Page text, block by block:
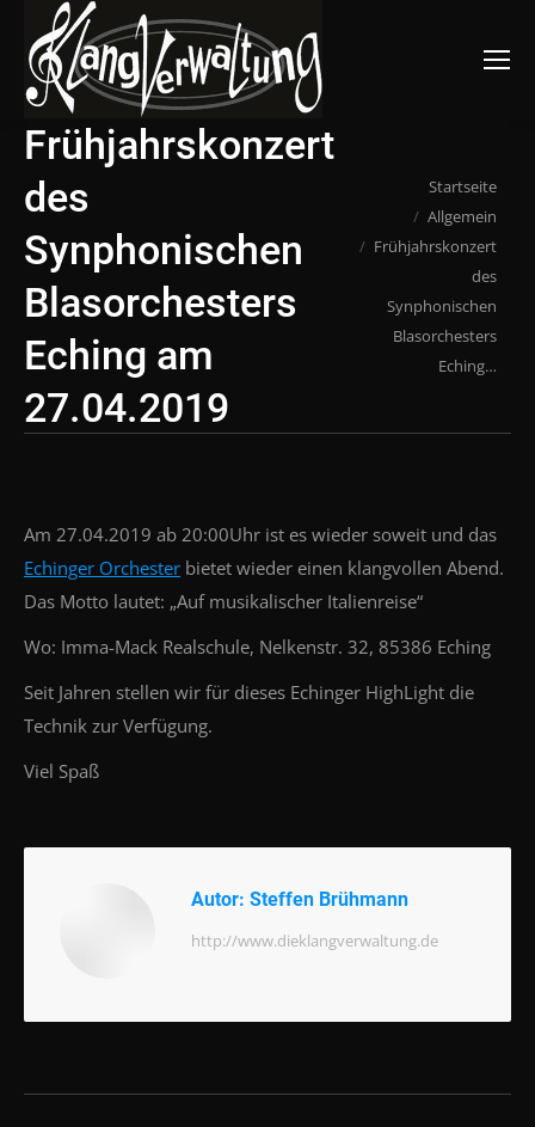
Suchen:
Frühjahrskonzert
des
Synphonischen
Blasorchesters
Eching am
27.04.2019
Du bist hier:Startseite
Allgemein
Frühjahrskonzert
des
Synphonischen
Blasorchesters
Eching…
Am 27.04.2019 ab 20:00Uhr ist es wieder soweit und das
Echinger Orchester bietet wieder einen klangvollen Abend.
Das Motto lautet: „Auf musikalischer Italienreise“
Wo: Imma-Mack Realschule, Nelkenstr. 32, 85386 Eching
Seit Jahren stellen wir für dieses Echinger HighLight die
Technik zur Verfügung.
Viel Spaß
Autor: Steffen Brühmann
http://www.dieklangverwaltung.de